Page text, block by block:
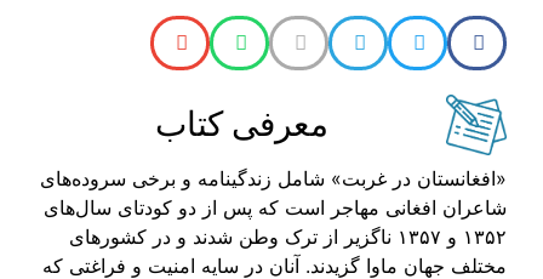
معرفی کتاب
«افغانستان در غربت» شامل زندگینامه و برخی سروده‌های
شاعران افغانی مهاجر است که پس از دو کودتای سال‌های
۱۳۵۲ و ۱۳۵۷ ناگزیر از ترک وطن شدند و در کشورهای
مختلف جهان ماوا گزیدند. آنان در سایه امنیت و فراغتی که